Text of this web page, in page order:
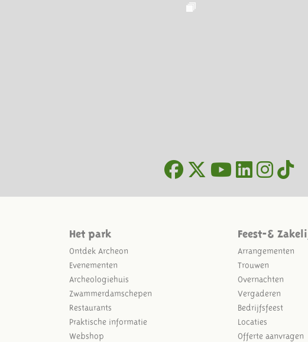
Het park
Ontdek Archeon
Evenementen
Archeologiehuis
Zwammerdamschepen
Restaurants
Praktische informatie
Webshop
Feest-&
Arrangementen
Trouwen
Overnachten
Vergaderen
Bedrijfsfeest
Locaties
Offerte aanvragen